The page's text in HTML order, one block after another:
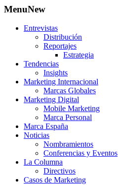
MenuNew
Entrevistas
Distribución
Reportajes
Estrategia
Tendencias
Insights
Marketing Internacional
Marcas Globales
Marketing Digital
Mobile Marketing
Marca Personal
Marca España
Noticias
Nombramientos
Conferencias y Eventos
La Columna
Directivos
Casos de Marketing